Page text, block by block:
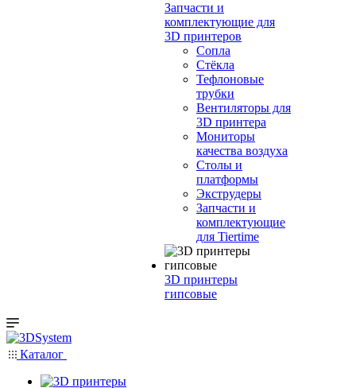
Запчасти и
комплектующие для
3D принтеров
Сопла
Cтёкла
Тефлоновые
трубки
Вентиляторы для
3D принтера
Мониторы
качества воздуха
Столы и
платформы
Экструдеры
Запчасти и
комплектующие
для Tiertime
3D принтеры
гипсовые
Каталог